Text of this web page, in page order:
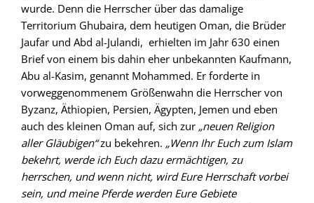
wurde. Denn die Herrscher über das damalige
Territorium Ghubaira, dem heutigen Oman, die Brüder
Jaufar und Abd al-Julandi, erhielten im Jahr 630 einen
Brief von einem bis dahin eher unbekannten Kaufmann,
Abu al-Kasim, genannt Mohammed. Er forderte in
vorweggenommenem Größenwahn die Herrscher von
Byzanz, Äthiopien, Persien, Ägypten, Jemen und eben
auch des kleinen Oman auf, sich zur „neuen Religion
aller Gläubigen“zu bekehren. „Wenn Ihr Euch zum Islam
bekehrt, werde ich Euch dazu ermächtigen, zu
herrschen, und wenn nicht, wird Eure Herrschaft vorbei
sein, und meine Pferde werden Eure Gebiete